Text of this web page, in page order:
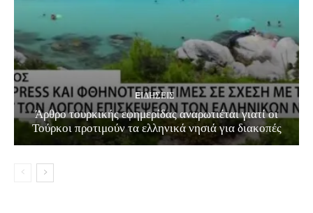
EΙΔΗΣΕΙΣ
Άρθρο τουρκικής εφημερίδας αναρωτιέται γιατί οι
Τούρκοι προτιμούν τα ελληνικά νησιά για διακοπές